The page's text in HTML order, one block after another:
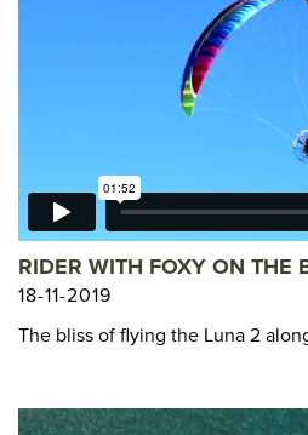
RIDER WITH FOXY ON THE
18-11-2019
The bliss of flying the Luna 2